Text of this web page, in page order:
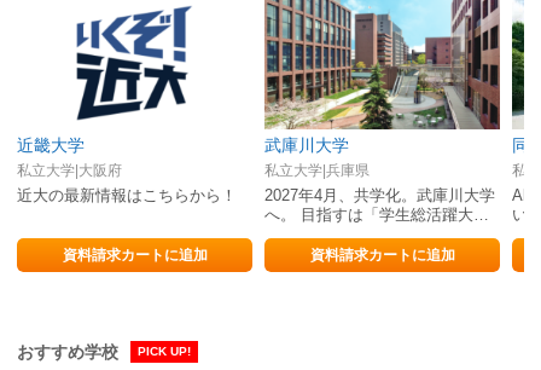
近畿大学
私立大学|大阪府
近大の最新情報はこちらから！
資料請求カートに追加
武庫川大学
私立大学|兵庫県
2027年4月、共学化。武庫川大学
へ。 目指すは「学生総活躍大
学」。
資料請求カートに追加
同
私
い
おすすめ学校 PICK UP!